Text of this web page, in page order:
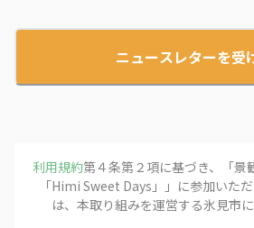
ニュースレターを受
利用規約第４条第２項に基づき、「景
「Himi Sweet Days」
」に参加いた
は、本取り組みを運営する氷見市